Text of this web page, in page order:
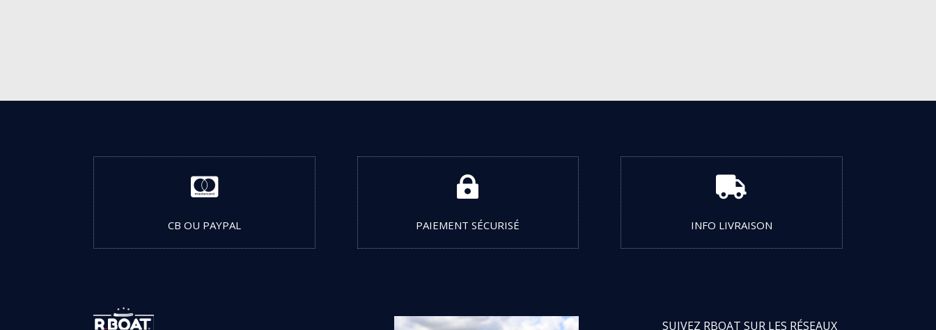

CB OU PAYPAL

PAIEMENT SÉCURISÉ

INFO LIVRAISON
SUIVEZ RBOAT SUR LES RÉSEAUX